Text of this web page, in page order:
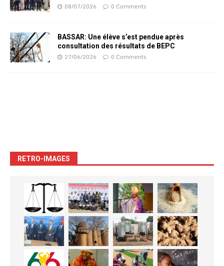
08/07/2026 0 Comments
BASSAR: Une élève s’est pendue après
consultation des résultats de BEPC
27/06/2026 0 Comments
RETRO-IMAGES